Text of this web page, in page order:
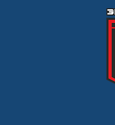
изменения в
В Тюмени я